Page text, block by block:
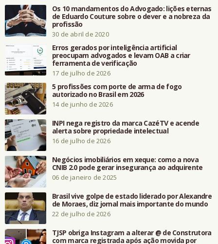
Os 10 mandamentos do Advogado: lições eternas
de Eduardo Couture sobre o dever e a nobreza da
profissão
30 de abril de 2020
Erros gerados por inteligência artificial
preocupam advogados e levam OAB a criar
ferramenta de verificação
17 de julho de 2026
5 profissões com porte de arma de fogo
autorizado no Brasil em 2026
14 de junho de 2026
INPI nega registro da marca CazéTV e acende
alerta sobre propriedade intelectual
16 de julho de 2026
Negócios imobiliários em xeque: como a nova
CNIB 2.0 pode gerar insegurança ao adquirente
06 de janeiro de 2025
Brasil vive golpe de estado liderado por Alexandre
de Moraes, diz jornal mais importante do mundo
22 de julho de 2026
TJSP obriga Instagram a alterar @ de Construtora
com marca registrada após ação movida por